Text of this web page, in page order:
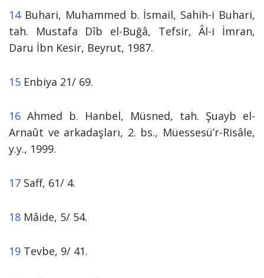
14Buhari, Muhammed b. İsmail, Sahih-i Buhari,
tah. Mustafa Dîb el-Buğâ, Tefsir, Âl-i İmran,
Daru İbn Kesir, Beyrut, 1987.
15 Enbiya 21/ 69.
16 Ahmed b. Hanbel, Müsned, tah. Şuayb el-
Arnaût ve arkadaşları, 2. bs., Müessesü’r-Risâle,
y.y., 1999.
17 Saff, 61/ 4.
18 Mâide, 5/ 54.
19 Tevbe, 9/ 41.